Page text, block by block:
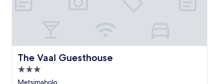
The Vaal Guesthouse
The Vaal Guesthouse
Propiedad
de
Metsimaholo